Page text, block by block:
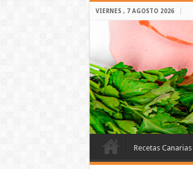
VIERNES , 7 AGOSTO 2026
Recetas Canarias